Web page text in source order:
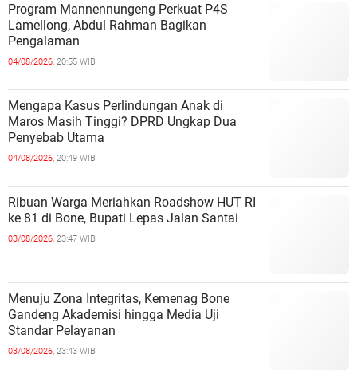
Program Mannennungeng Perkuat P4S
Lamellong, Abdul Rahman Bagikan
Pengalaman
04/08/2026, 20:55 WIB
Mengapa Kasus Perlindungan Anak di
Maros Masih Tinggi? DPRD Ungkap Dua
Penyebab Utama
04/08/2026, 20:49 WIB
Ribuan Warga Meriahkan Roadshow HUT RI
ke 81 di Bone, Bupati Lepas Jalan Santai
03/08/2026, 23:47 WIB
Menuju Zona Integritas, Kemenag Bone
Gandeng Akademisi hingga Media Uji
Standar Pelayanan
03/08/2026, 23:43 WIB